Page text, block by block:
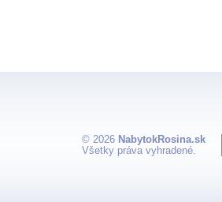
© 2026 NabytokRosina.sk
Všetky práva vyhradené.